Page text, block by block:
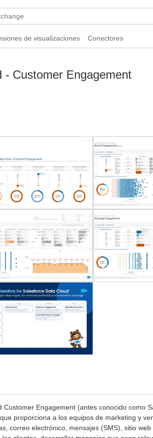
de visualizaciones Conectores
- Customer Engagement
Customer Engagement (antes conocido como
proporciona a los equipos de marketing y
correo electrónico, mensajes (SMS), sitio